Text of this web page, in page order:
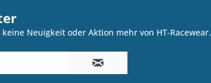
Neuigkeit oder Aktion mehr von HT-Racewear.